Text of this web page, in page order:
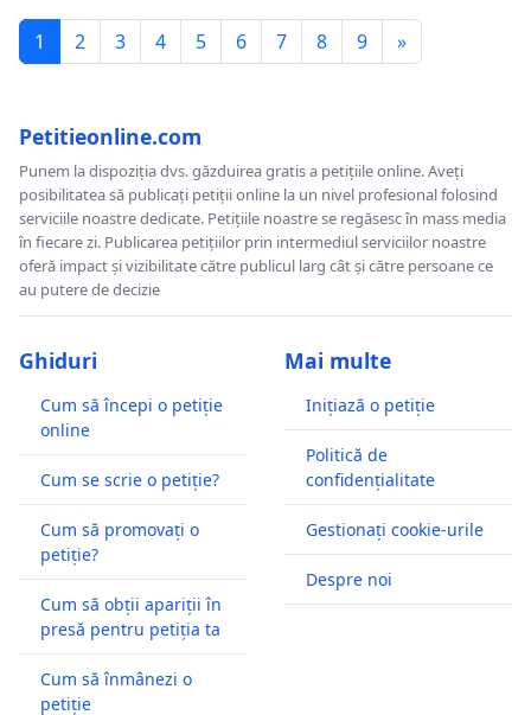
1 2 3 4 5 6 7 8 9 »
Petitieonline.com
Punem la dispoziția dvs. găzduirea gratis a petițiile online. Aveți
posibilitatea să publicați petiții online la un nivel profesional folosind
serviciile noastre dedicate. Petițiile noastre se regăsesc în mass media
în fiecare zi. Publicarea petițiilor prin intermediul serviciilor noastre
oferă impact și vizibilitate către publicul larg cât și către persoane ce
au putere de decizie
Ghiduri
Cum să începi o petiție
online
Cum se scrie o petiție?
Cum să promovați o
petiție?
Cum să obții apariții în
presă pentru petiția ta
Cum să înmânezi o
petiție
Mai multe
Inițiază o petiție
Politică de
confidențialitate
Gestionați cookie-urile
Despre noi